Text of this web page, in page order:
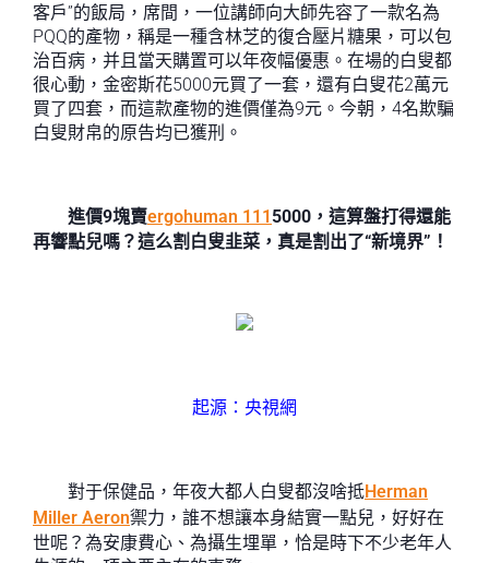
客戶”的飯局，席間，一位講師向大師先容了一款名為
PQQ的產物，稱是一種含林芝的復合壓片糖果，可以包
治百病，并且當天購置可以年夜幅優惠。在場的白叟都
很心動，金密斯花5000元買了一套，還有白叟花2萬元
買了四套，而這款產物的進價僅為9元。今朝，4名欺騙
白叟財帛的原告均已獲刑。
進價9塊賣ergohuman 1115000，這算盤打得還能
再響點兒嗎？這么割白叟韭菜，真是割出了“新境界”！
起源：央視網
對于保健品，年夜大都人白叟都沒啥抵Herman
Miller Aeron禦力，誰不想讓本身結實一點兒，好好在
世呢？為安康費心、為攝生埋單，恰是時下不少老年人